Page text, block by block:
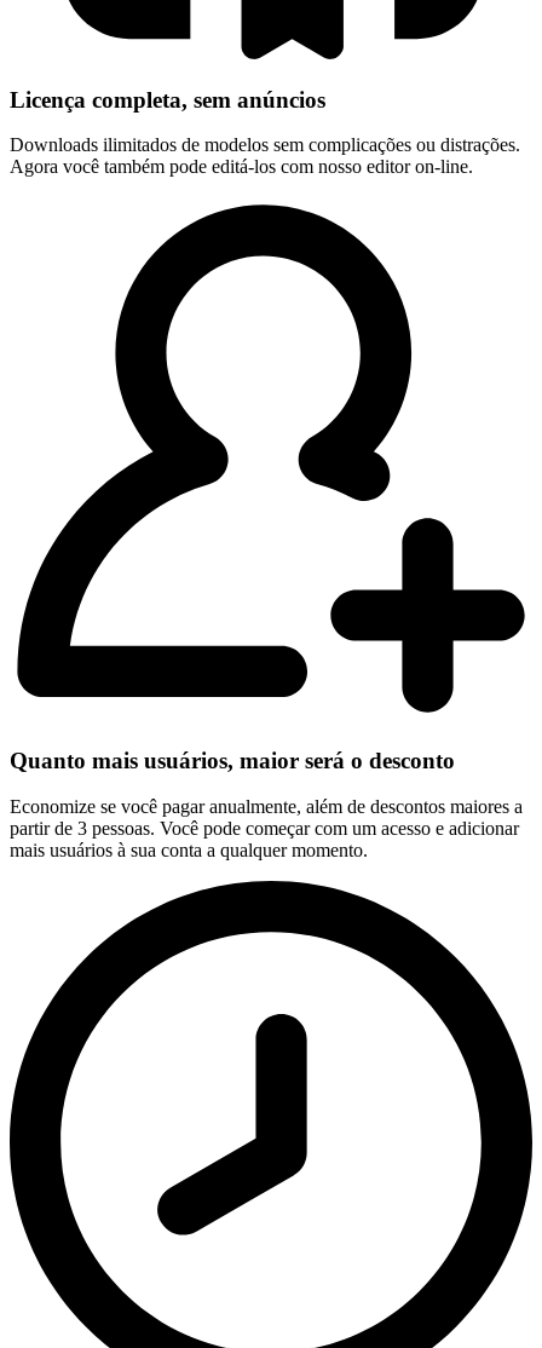
Licença completa, sem anúncios
Downloads ilimitados de modelos sem complicações ou distrações.
Agora você também pode editá-los com nosso editor on-line.
Quanto mais usuários, maior será o desconto
Economize se você pagar anualmente, além de descontos maiores a
partir de 3 pessoas. Você pode começar com um acesso e adicionar
mais usuários à sua conta a qualquer momento.